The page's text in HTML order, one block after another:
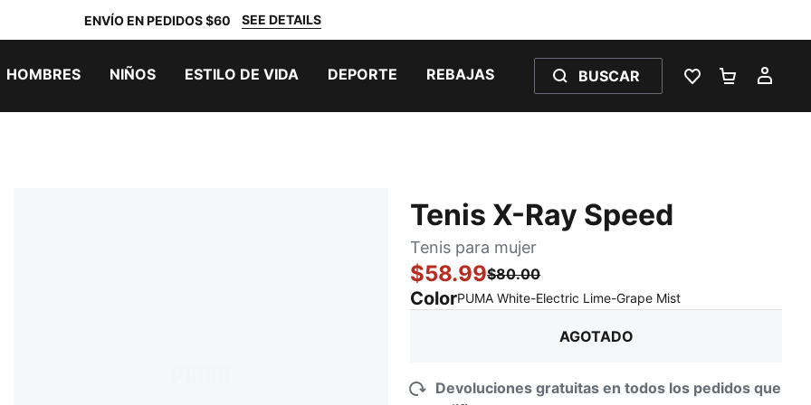
ENVÍO EN PEDIDOS $60 SEE DETAILS
HOMBRES NIÑOS ESTILO DE VIDA DEPORTE REBAJAS BUSCAR
LISTA DE
Tenis X-Ray Speed
Tenis para mujer
$58.99$80.00
ColorPUMA White-Electric Lime-Grape Mist:
AGOTADO
Devoluciones gratuitas en todos los pedidos que